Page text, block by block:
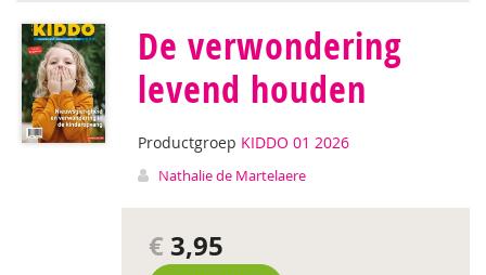
De verwondering
levend houden
Productgroep KIDDO 01 2026
Nathalie de Martelaere
€ 3,95